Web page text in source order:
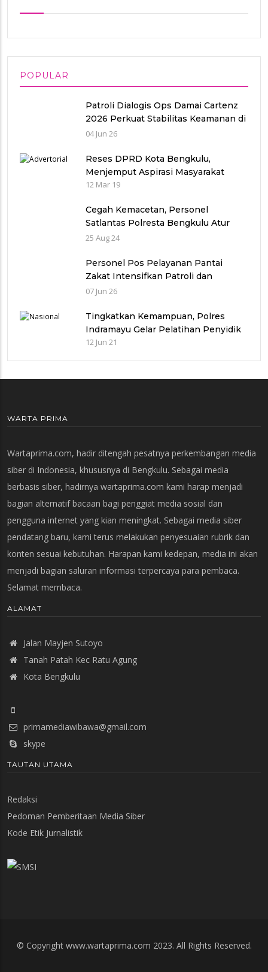
POPULAR
Patroli Dialogis Ops Damai Cartenz
2026 Perkuat Stabilitas Keamanan di
Distrik Sinak
04 Jun 26
Reses DPRD Kota Bengkulu,
Menjemput Aspirasi Masyarakat
12 Mar 19
Cegah Kemacetan, Personel
Satlantas Polresta Bengkulu Atur
Lalin Pada Kegiatan Bersih-Bersih
25 Aug 24
Personel Pos Pelayanan Pantai
Zakat Intensifkan Patroli dan
Himbauan Kamtibmas kepada
07 Jun 26
Tingkatkan Kemampuan, Polres
Indramayu Gelar Pelatihan Penyidik
12 Jun 21
WARTA PRIMA
Wartaprima.com, hadir ditengah pesatnya perkembangan media
siber di Indonesia, khususnya di Bengkulu. Sebagai media
berbasis siber, hadirnya wartaprima.com kami harap menjadi
bagian alternatif bacaan bagi penggiat media sosial dan
pengguna internet yang kian meningkat. Sebagai media siber
pendatang baru, kami terus melakukan penyesuaian rubrik dan
konten sesuai kebutuhan. Harapan kami kedepan, media ini akan
menjadi bagian saluran informasi terpercaya para pembaca.
Selamat membaca.
ALAMAT
Jalan Mayjen Sutoyo
Tanah Patah Kec Ratu Agung
Kota Bengkulu
primamediawibawa@gmail.com
skype
TAUTAN UTAMA
Redaksi
Pedoman Pemberitaan Media Siber
Kode Etik Jurnalistik
© Copyright www.wartaprima.com 2023. All Rights Reserved.